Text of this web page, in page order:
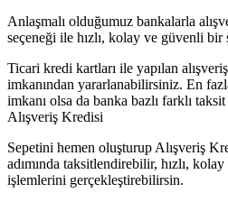
Anlaşmalı olduğumuz bankalarla
seçeneği ile hızlı, kolay ve güvenli
Ticari kredi kartları ile yapılan
imkanından yararlanabilirsiniz. En
imkanı olsa da banka bazlı farklı
Alışveriş Kredisi
Sepetini hemen oluşturup Alışveriş
adımında taksitlendirebilir, hızlı,
işlemlerini gerçekleştirebilirsin.